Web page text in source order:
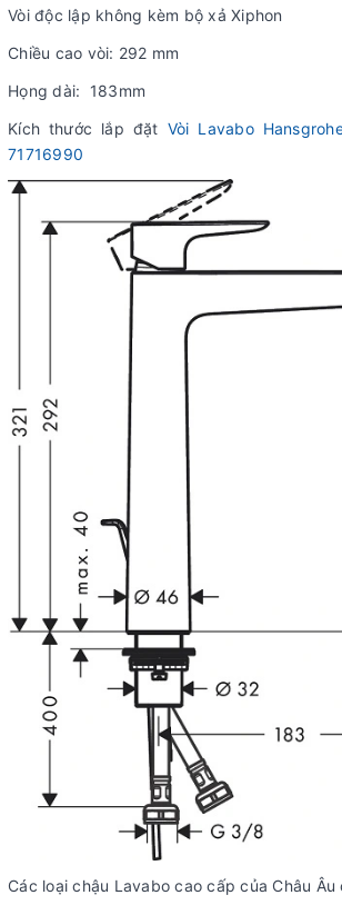
Vòi độc lập không kèm bộ xả Xiphon
Chiều cao vòi: 292 mm
Họng dài: 183mm
Kích thước lắp đặt Vòi Lavabo
71716990
Các loại chậu Lavabo cao cấp của Châu Âu